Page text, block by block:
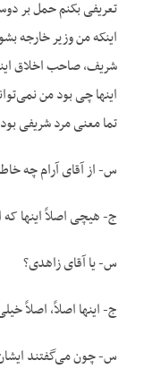
تعریفی بکنم حمل بر
اینکه من وزیر خارجه
شریف، صاحب اخلاق
اینها چی بود من
تما معنی مرد شریفی
س- از آقای آرام چه
ج- هیچی اصلاً اینها
س- یا آقای زاهدی؟
ج- اینها اصلاً، اصلاً
س- چون می‌گفتند ایشان